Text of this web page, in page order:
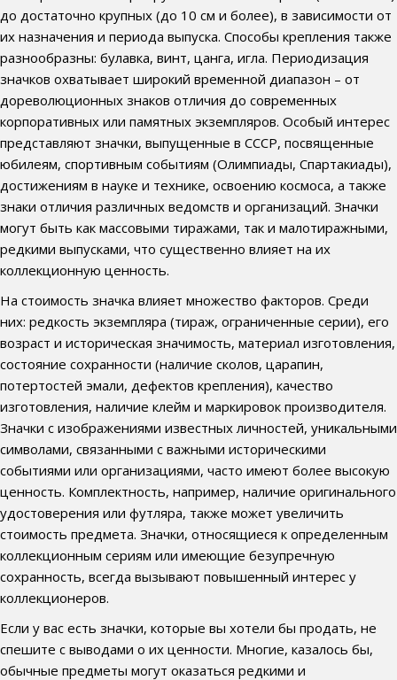
до достаточно крупных (до 10 см и более), в зависимости от
их назначения и периода выпуска. Способы крепления также
разнообразны: булавка, винт, цанга, игла. Периодизация
значков охватывает широкий временной диапазон – от
дореволюционных знаков отличия до современных
корпоративных или памятных экземпляров. Особый интерес
представляют значки, выпущенные в СССР, посвященные
юбилеям, спортивным событиям (Олимпиады, Спартакиады),
достижениям в науке и технике, освоению космоса, а также
знаки отличия различных ведомств и организаций. Значки
могут быть как массовыми тиражами, так и малотиражными,
редкими выпусками, что существенно влияет на их
коллекционную ценность.
На стоимость значка влияет множество факторов. Среди
них: редкость экземпляра (тираж, ограниченные серии), его
возраст и историческая значимость, материал изготовления,
состояние сохранности (наличие сколов, царапин,
потертостей эмали, дефектов крепления), качество
изготовления, наличие клейм и маркировок производителя.
Значки с изображениями известных личностей, уникальными
символами, связанными с важными историческими
событиями или организациями, часто имеют более высокую
ценность. Комплектность, например, наличие оригинального
удостоверения или футляра, также может увеличить
стоимость предмета. Значки, относящиеся к определенным
коллекционным сериям или имеющие безупречную
сохранность, всегда вызывают повышенный интерес у
коллекционеров.
Если у вас есть значки, которые вы хотели бы продать, не
спешите с выводами о их ценности. Многие, казалось бы,
обычные предметы могут оказаться редкими и